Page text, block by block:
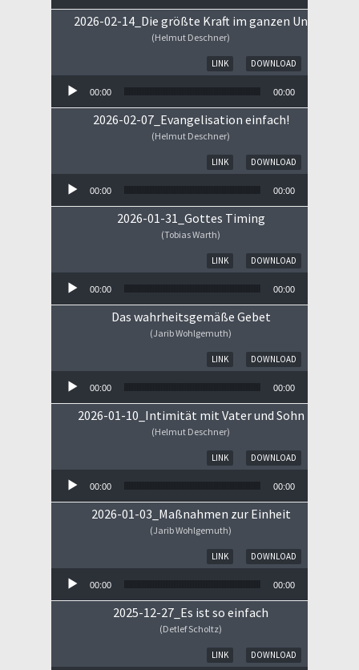
2026-02-14_Die größte Kraft im ganzen Universum
(Helmut Deschner)
DOWNLOAD
LINK
00:00 00:00
2026-02-07_Evangelisation einfach!
(Helmut Deschner)
DOWNLOAD
LINK
00:00 00:00
2026-01-31_Gottes Timing
(Tobias Warth)
DOWNLOAD
LINK
00:00 00:00
Das wahrheitsgemäße Gebet
(Jarib Wohlgemuth)
DOWNLOAD
LINK
00:00 00:00
2026-01-10_Intimität mit Vater und Sohn
(Helmut Deschner)
DOWNLOAD
LINK
00:00 00:00
2026-01-03_Maßnahmen zur Einheit
(Jarib Wohlgemuth)
DOWNLOAD
LINK
00:00 00:00
2025-12-27_Es ist so einfach
(Detlef Scholtz)
DOWNLOAD
LINK